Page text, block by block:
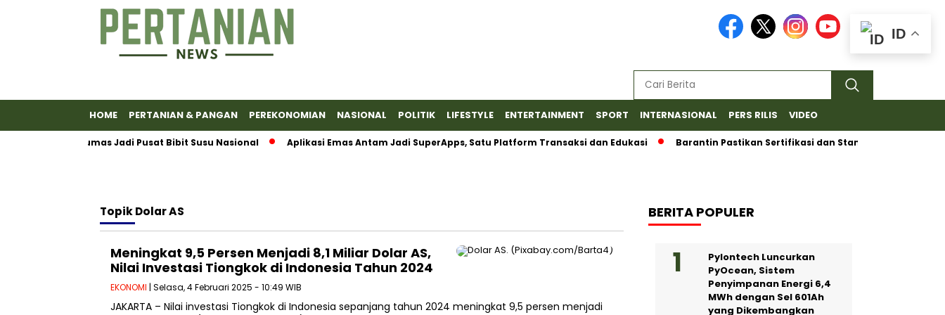
HOME PERTANIAN & PANGAN PEREKONOMIAN NASIONAL POLITIK LIFESTYLE ENTERTAINMENT SPORT INTERNASIONAL PERS RILIS VIDEO
Banyumas Jadi Pusat Bibit Susu Nasional Aplikasi Emas Antam Jadi SuperApps, Satu Platform Transaksi dan Edukasi Barantin Pastikan Sertifikasi dan Standar Ketat untuk
TopikDolar AS
Meningkat 9,5 Persen Menjadi 8,1 Miliar Dolar AS,
Nilai Investasi Tiongkok di Indonesia Tahun 2024
EKONOMI | Selasa, 4 Februari 2025 - 10:49 WIB
JAKARTA – Nilai investasi Tiongkok di Indonesia sepanjang tahun 2024 meningkat 9,5 persen menjadi
BERITA POPULER
Pylontech Luncurkan
PyOcean, Sistem
Penyimpanan Energi 6,4
MWh dengan Sel 601Ah
yang Dikembangkan
ID